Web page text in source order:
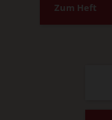
Zum Heft